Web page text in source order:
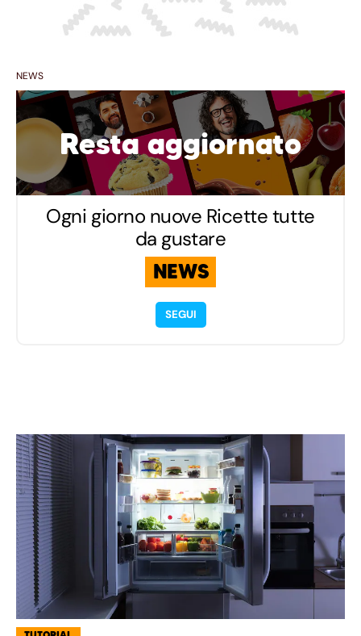
NEWS
Resta aggiornato
Ogni giorno nuove Ricette tutte
da gustare
NEWS
SEGUI